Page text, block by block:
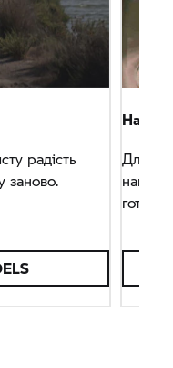
радість
заново.
Для
готові